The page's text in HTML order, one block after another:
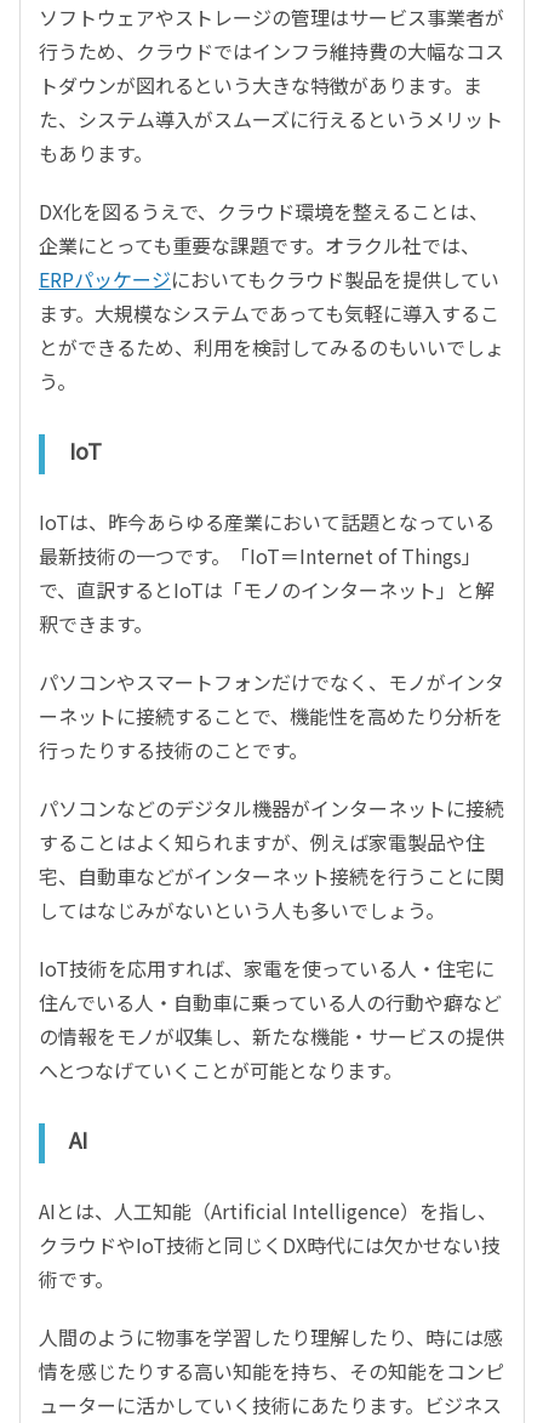
ソフトウェアやストレージの管理はサービス事業者が
行うため、クラウドではインフラ維持費の大幅なコス
トダウンが図れるという大きな特徴があります。ま
た、システム導入がスムーズに行えるというメリット
もあります。
DX化を図るうえで、クラウド環境を整えることは、
企業にとっても重要な課題です。オラクル社では、
ERPパッケージにおいてもクラウド製品を提供してい
ます。大規模なシステムであっても気軽に導入するこ
とができるため、利用を検討してみるのもいいでしょ
う。
IoT
IoTは、昨今あらゆる産業において話題となっている
最新技術の一つです。「IoT＝Internet of Things」
で、直訳するとIoTは「モノのインターネット」と解
釈できます。
パソコンやスマートフォンだけでなく、モノがインタ
ーネットに接続することで、機能性を高めたり分析を
行ったりする技術のことです。
パソコンなどのデジタル機器がインターネットに接続
することはよく知られますが、例えば家電製品や住
宅、自動車などがインターネット接続を行うことに関
してはなじみがないという人も多いでしょう。
IoT技術を応用すれば、家電を使っている人・住宅に
住んでいる人・自動車に乗っている人の行動や癖など
の情報をモノが収集し、新たな機能・サービスの提供
へとつなげていくことが可能となります。
AI
AIとは、人工知能（Artificial Intelligence）を指し、
クラウドやIoT技術と同じくDX時代には欠かせない技
術です。
人間のように物事を学習したり理解したり、時には感
情を感じたりする高い知能を持ち、その知能をコンピ
ューターに活かしていく技術にあたります。ビジネス